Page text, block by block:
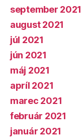
september 2021
august 2021
júl 2021
jún 2021
máj 2021
apríl 2021
marec 2021
február 2021
január 2021